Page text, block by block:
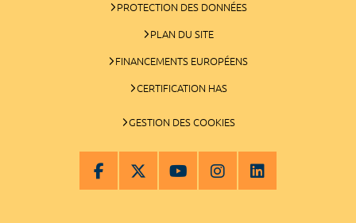
PROTECTION DES DONNÉES
PLAN DU SITE
FINANCEMENTS EUROPÉENS
CERTIFICATION HAS
GESTION DES COOKIES